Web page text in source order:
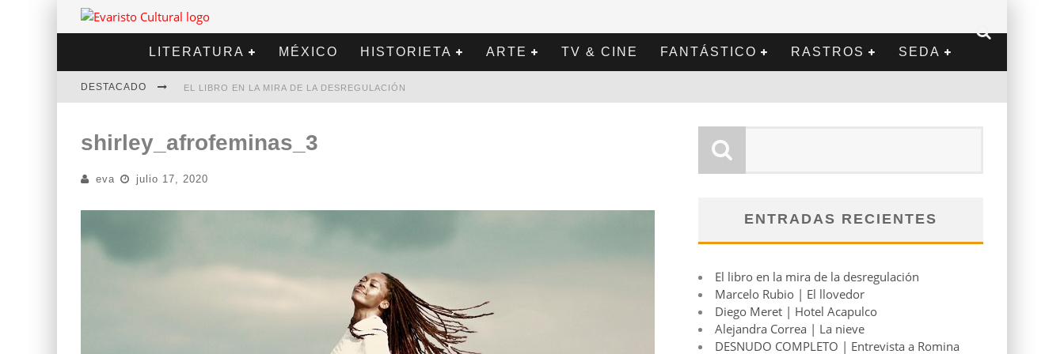
LITERATURA MÉXICO HISTORIETA ARTE TV & CINE FANTÁSTICO RASTROS SEDA
DESTACADO EL LIBRO EN LA MIRA DE LA DESREGULACIÓN
DIEGO MERET | HOTEL ACAPULCO
ALEJANDRA CORREA | LA NIEVE
shirley_afrofeminas_3
eva julio 17, 2020
ENTRADAS RECIENTES
El libro en la mira de la desregulación
Marcelo Rubio | El llovedor
Diego Meret | Hotel Acapulco
Alejandra Correa | La nieve
DESNUDO COMPLETO | Entrevista a Romina